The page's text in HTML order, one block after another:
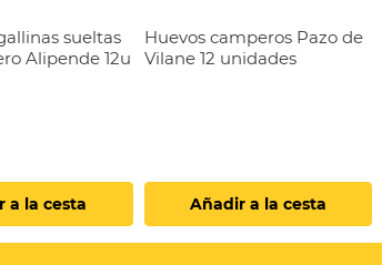
sueltas
Alipende 12u
a la cesta
Huevos camperos Pazo de
Vilane 12 unidades
Añadir a la cesta